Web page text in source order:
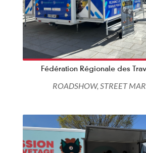
Fédération Régionale des
ROADSHOW, STREET